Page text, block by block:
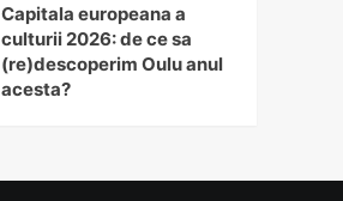
Capitala europeana a
culturii 2026: de ce sa
(re)descoperim Oulu anul
acesta?